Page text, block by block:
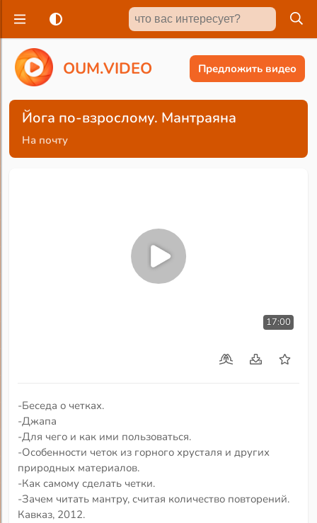
OUM.VIDEO Предложить видео
Йога по-взрослому. Мантраяна
На почту
17:00
-Беседа о четках.
-Джапа
-Для чего и как ими пользоваться.
-Особенности четок из горного хрусталя и других
природных материалов.
-Как самому сделать четки.
-Зачем читать мантру, считая количество повторений.
Кавказ, 2012.